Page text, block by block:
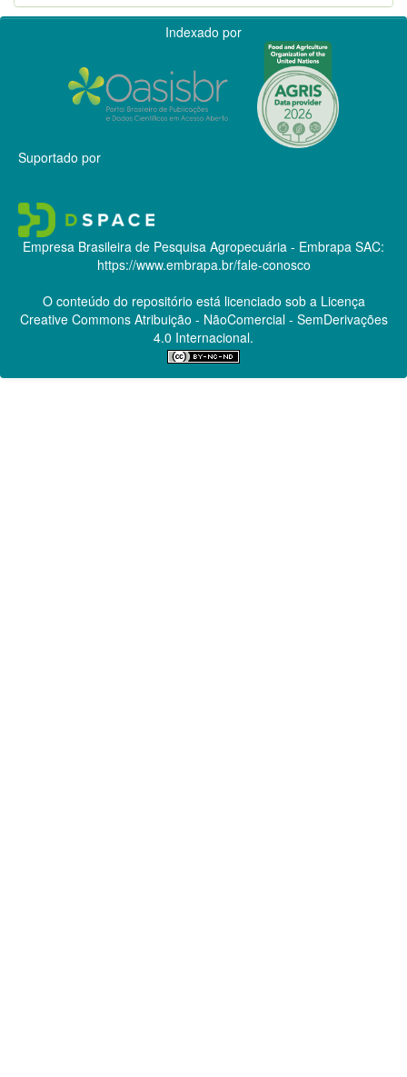
Indexado por
Suportado por
Empresa Brasileira de Pesquisa Agropecuária - Embrapa SAC:
https://www.embrapa.br/fale-conosco
O conteúdo do repositório está licenciado sob a Licença
Creative CommonsAtribuição - NãoComercial - SemDerivações
4.0 Internacional.